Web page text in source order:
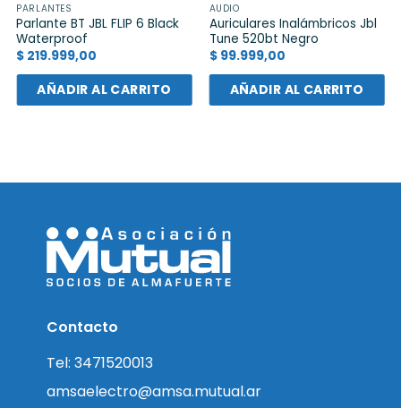
PARLANTES
Parlante BT JBL FLIP 6 Black
Waterproof
$ 219.999,00
AÑADIR AL CARRITO
AUDIO
Auriculares Inalámbricos Jbl
Tune 520bt Negro
$99.999,00
AÑADIR AL CARRITO
Contacto
Tel: 3471520013
amsaelectro@amsa.mutual.ar